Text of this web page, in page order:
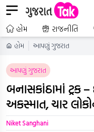
હોમ રાજનીતિ
હોમ આપણું ગુજરાત
આપણું ગુજરાત
બનાસકાંઠામાં ટ્રક
અકસ્માત, ચાર
Niket Sanghani